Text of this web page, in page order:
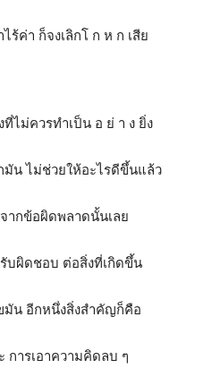
ร้ค่า ก็จงเลิกโ ก ห ก เสีย
ไม่ควรทำเป็น อ ย่ า ง ยิ่ง
มัน ไม่ช่วยให้อะไรดีขึ้นแล้ว
ากข้อผิดพลาดนั้นเลย
บผิดชอบ ต่อสิ่งที่เกิดขึ้น
มัน อีกหนึ่งสิ่งสำคัญก็คือ
การเอาความคิดลบ ๆ